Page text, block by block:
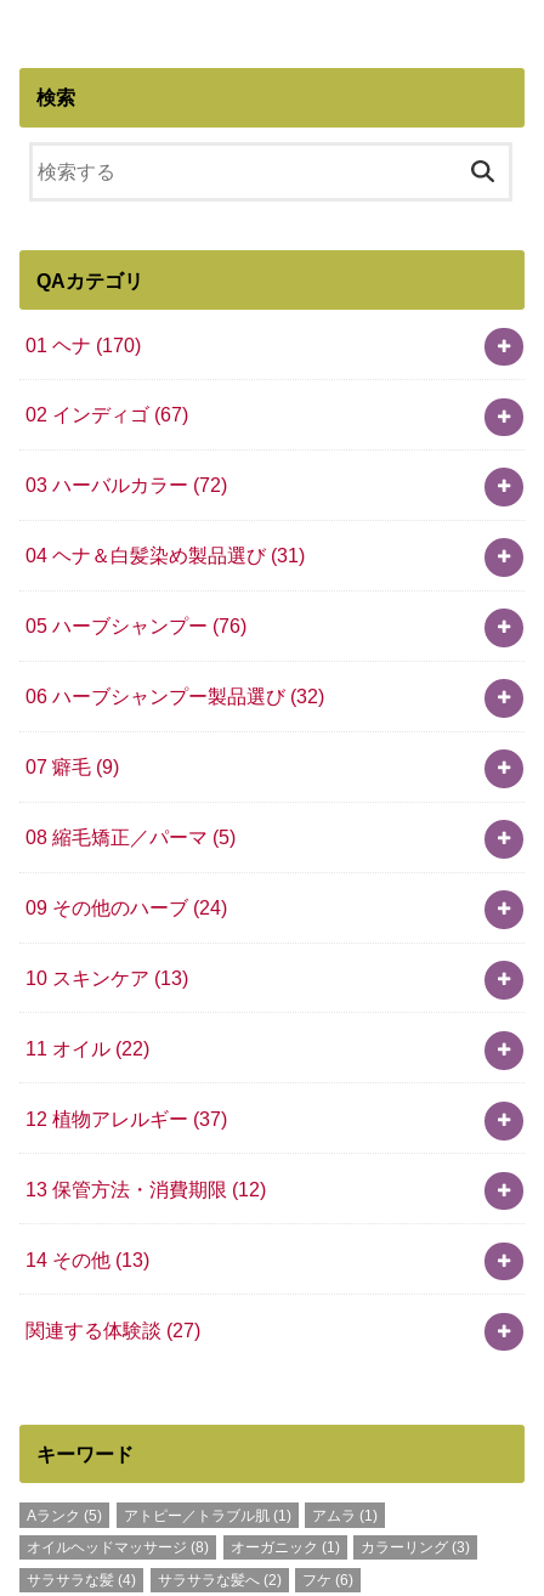
検索
QAカテゴリ
01 ヘナ (170)
02 インディゴ (67)
03 ハーバルカラー (72)
04 ヘナ＆白髪染め製品選び (31)
05 ハーブシャンプー (76)
06 ハーブシャンプー製品選び (32)
07 癖毛 (9)
08 縮毛矯正／パーマ (5)
09 その他のハーブ (24)
10 スキンケア (13)
11 オイル (22)
12 植物アレルギー (37)
13 保管方法・消費期限 (12)
14 その他 (13)
関連する体験談 (27)
キーワード
Aランク (5) アトピー／トラブル肌(1) アムラ (1)
オイルヘッドマッサージ (8) オーガニック (1) カラーリング(3)
サラサラな髪 (4) サラサラな髪へ(2) フケ (6)